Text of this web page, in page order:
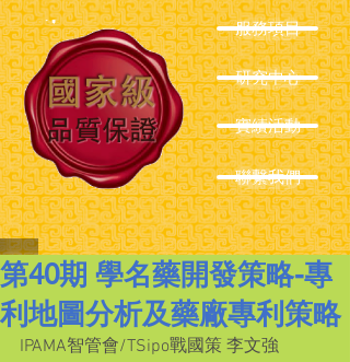
服務項目
研究中心
實績活動
聯繫我們
第40期 學名藥開發策略-專
利地圖分析及藥廠專利策略
IPAMA智管會/TSipo戰國策 李文強